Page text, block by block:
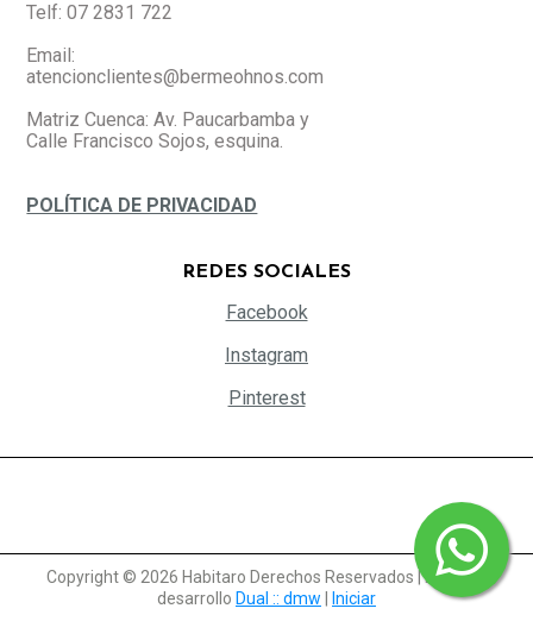
REDES SOCIALES
Facebook
Instagram
Pinterest
Telf: 07 2831 722
Email:
atencionclientes@bermeohnos.com
Matriz Cuenca: Av. Paucarbamba y
Calle Francisco Sojos, esquina.
POLÍTICA DE PRIVACIDAD
Copyright © 2026 Habitaro Derechos Reservados | Diseño y
desarrollo Dual :: dmw Iniciar